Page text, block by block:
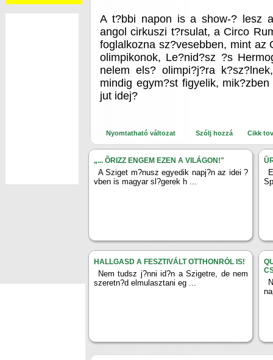
A t?bbi napon is a show-? lesz
angol cirkuszi t?rsulat, a Circo
foglalkozna sz?vesebben, mint az
olimpikonok, Le?nid?sz ?s
nelem els? olimpi?j?ra
mindig egym?st figyelik,
jut idej?
Nyomtatható változat Szólj hozzá Cikk
„... ÕRIZZ ENGEM EZEN A VILÁGON!"
A Sziget m?nusz egyedik napj?n az idei ?
vben is magyar sl?gerek h ...
HALLGASD A FESZTIVÁLT OTTHONRÓL IS!
Nem tudsz j?nni id?n a Szigetre, de nem
szeretn?d elmulasztani eg ...